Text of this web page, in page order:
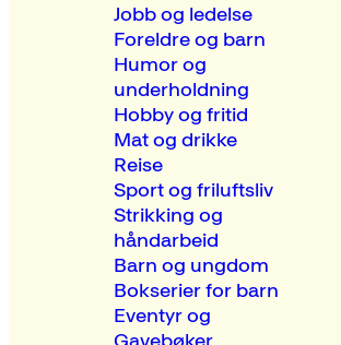
Jobb og ledelse
Foreldre og barn
Humor og
underholdning
Hobby og fritid
Mat og drikke
Reise
Sport og friluftsliv
Strikking og
håndarbeid
Barn og ungdom
Bokserier for barn
Eventyr og